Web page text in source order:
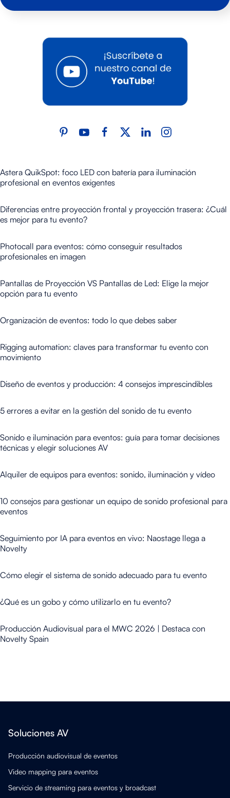
Astera QuikSpot: foco LED con batería para iluminación
profesional en eventos exigentes
Diferencias entre proyección frontal y proyección trasera: ¿Cuál
es mejor para tu evento?
Photocall para eventos: cómo conseguir resultados
profesionales en imagen
Pantallas de Proyección VS Pantallas de Led: Elige la mejor
opción para tu evento
Organización de eventos: todo lo que debes saber
Rigging automation: claves para transformar tu evento con
movimiento
Diseño de eventos y producción: 4 consejos imprescindibles
5 errores a evitar en la gestión del sonido de tu evento
Sonido e iluminación para eventos: guía para tomar decisiones
técnicas y elegir soluciones AV
Alquiler de equipos para eventos: sonido, iluminación y vídeo
10 consejos para gestionar un equipo de sonido profesional para
eventos
Seguimiento por IA para eventos en vivo: Naostage llega a
Novelty
Cómo elegir el sistema de sonido adecuado para tu evento
¿Qué es un gobo y cómo utilizarlo en tu evento?
Producción Audiovisual para el MWC 2026 | Destaca con
Novelty Spain
Soluciones AV
Producción audiovisual de eventos
Video mapping para eventos
Servicio de streaming para eventos y broadcast